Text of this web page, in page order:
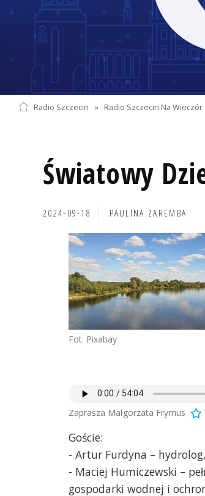
Radio Szczecin » Radio Szczecin Na Wieczór
Światowy
2024-09-18 PAULINA ZAREMBA
Fot. Pixabay
Zaprasza Małgorzata Frymus
Goście:
- Artur Furdyna –
- Maciej Humiczewski –
gospodarki wodnej i